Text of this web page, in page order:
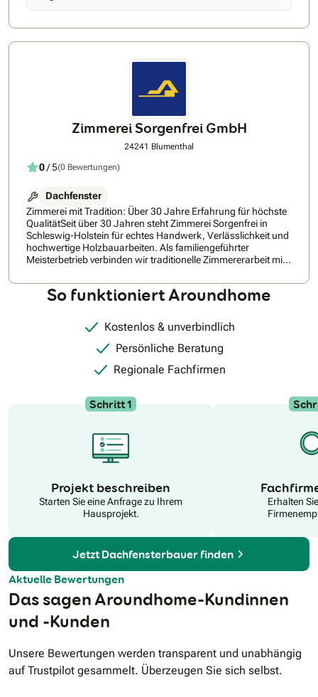
Beratungsservice: Bookings – – Outlook
Zimmerei Sorgenfrei GmbH
24241 Blumenthal
0/ 5(0 Bewertungen)
Dachfenster
Zimmerei mit Tradition: Über 30 Jahre Erfahrung für höchste
QualitätSeit über 30 Jahren steht Zimmerei Sorgenfrei in
Schleswig-Holstein für echtes Handwerk, Verlässlichkeit und
hochwertige Holzbauarbeiten. Als familiengeführter
Meisterbetrieb verbinden wir traditionelle Zimmererarbeit mit
Dach, Holzrahmenbau und energetische Sanierung.
So funktioniert Aroundhome
Kostenlos & unverbindlich
Persönliche Beratung
Regionale Fachfirmen
Schritt 1
Projekt beschreiben
Starten Sie eine Anfrage zu Ihrem
Hausprojekt.
Erhalten
Jetzt Dachfensterbauer finden
Aktuelle Bewertungen
Das sagen Aroundhome-Kundinnen
und -Kunden
Unsere Bewertungen werden transparent und unabhängig
auf Trustpilot gesammelt. Überzeugen Sie sich selbst.